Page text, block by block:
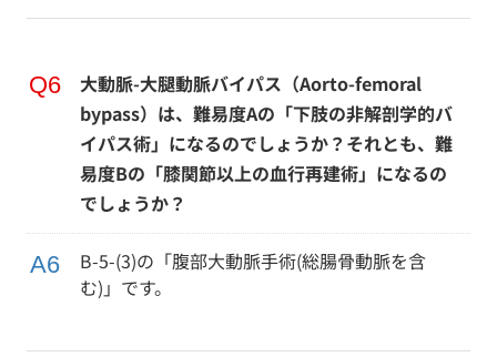
大動脈-大腿動脈バイパス（Aorto-femoral
bypass）は、難易度Aの「下肢の非解剖学的バ
イパス術」になるのでしょうか？それとも、難
易度Bの「膝関節以上の血行再建術」になるの
でしょうか？
B-5-(3)の「腹部大動脈手術(総腸骨動脈を含
む)」です。